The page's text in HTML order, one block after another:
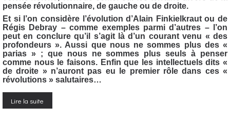
pensée révolutionnaire, de gauche ou de droite.
Et si l’on considère l’évolution d’Alain Finkielkraut ou de
Régis Debray – comme exemples parmi d’autres – l’on
peut en conclure qu’il s’agit là d’un courant venu « des
profondeurs ». Aussi que nous ne sommes plus des «
parias » ; que nous ne sommes plus seuls à penser
comme nous le faisons. Enfin que les intellectuels dits «
de droite » n’auront pas eu le premier rôle dans ces «
révolutions » salutaires…
Lire la suite